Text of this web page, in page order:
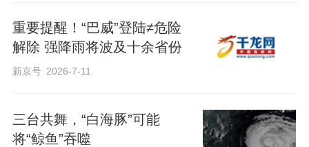
重要提醒！“巴威”登陆≠危险
解除 强降雨将波及十余省份
新京号 2026-7-11
三台共舞，“白海豚”可能
将“鲸鱼”吞噬